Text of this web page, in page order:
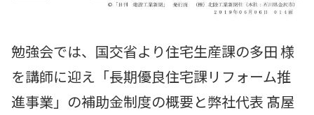
勉強会では、国交省より住宅生産課の多田 様
を講師に迎え「長期優良住宅課リフォーム推
進事業」の補助金制度の概要と弊社代表 髙屋